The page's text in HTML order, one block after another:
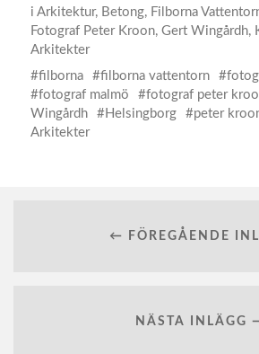
i Arkitektur, Betong, Filborna
Fotograf Peter Kroon, Gert Wingårdh,
Arkitekter
filborna
filborna vattentorn
fotograf malmö
fotograf peter
Wingårdh
Helsingborg peter
Arkitekter
← FÖREGÅENDE
NÄSTA INLÄGG